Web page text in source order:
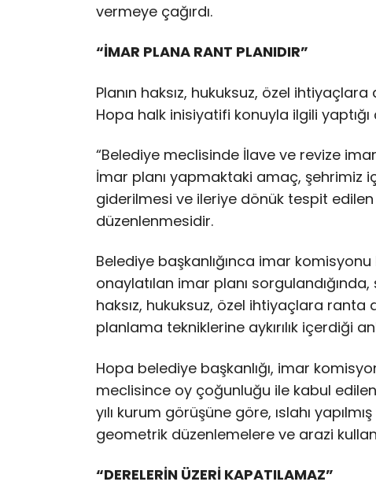
vermeye çağırdı.
“İMAR PLANA RANT PLANIDIR”
Planın haksız, hukuksuz, özel
Hopa halk inisiyatifi konuyla ilgili yaptığı
“Belediye meclisinde İlave ve revize
İmar planı yapmaktaki amaç, şehrimiz
giderilmesi ve ileriye dönük tespit
düzenlenmesidir.
Belediye başkanlığınca imar
onaylatılan imar planı
haksız, hukuksuz, özel ihtiyaçlara ranta
planlama tekniklerine aykırılık içerdiği
Hopa belediye başkanlığı, imar
meclisince oy çoğunluğu ile kabul
yılı kurum görüşüne göre, ıslahı
geometrik düzenlemelere ve arazi
“DERELERİN ÜZERİ KAPATILAMAZ”